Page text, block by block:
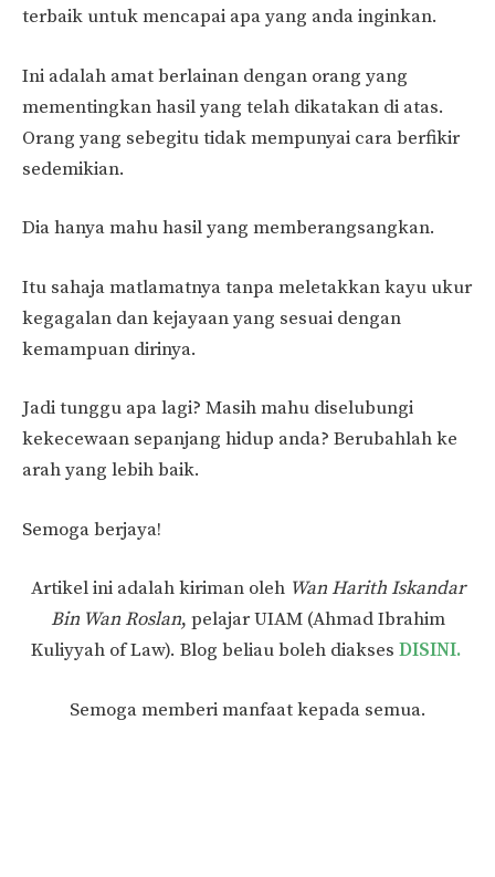
terbaik untuk mencapai apa yang anda inginkan.
Ini adalah amat berlainan dengan orang yang
mementingkan hasil yang telah dikatakan di atas.
Orang yang sebegitu tidak mempunyai cara berfikir
sedemikian.
Dia hanya mahu hasil yang memberangsangkan.
Itu sahaja matlamatnya tanpa meletakkan kayu ukur
kegagalan dan kejayaan yang sesuai dengan
kemampuan dirinya.
Jadi tunggu apa lagi? Masih mahu diselubungi
kekecewaan sepanjang hidup anda? Berubahlah ke
arah yang lebih baik.
Semoga berjaya!
Artikel ini adalah kiriman oleh Wan Harith Iskandar
Bin Wan Roslan, pelajar UIAM (Ahmad Ibrahim
Kuliyyah of Law). Blog beliau boleh diakses DISINI.
Semoga memberi manfaat kepada semua.